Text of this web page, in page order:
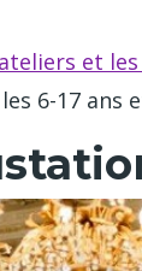
et
6-17 ans